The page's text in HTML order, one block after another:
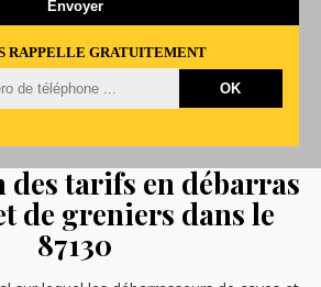
RAPPELLE GRATUITEMENT
des tarifs en débarras
de greniers dans le
87130